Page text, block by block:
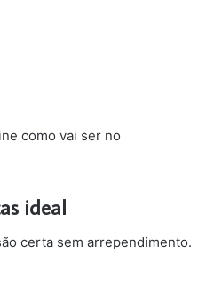
como vai ser no
ideal
certa sem arrependimento.